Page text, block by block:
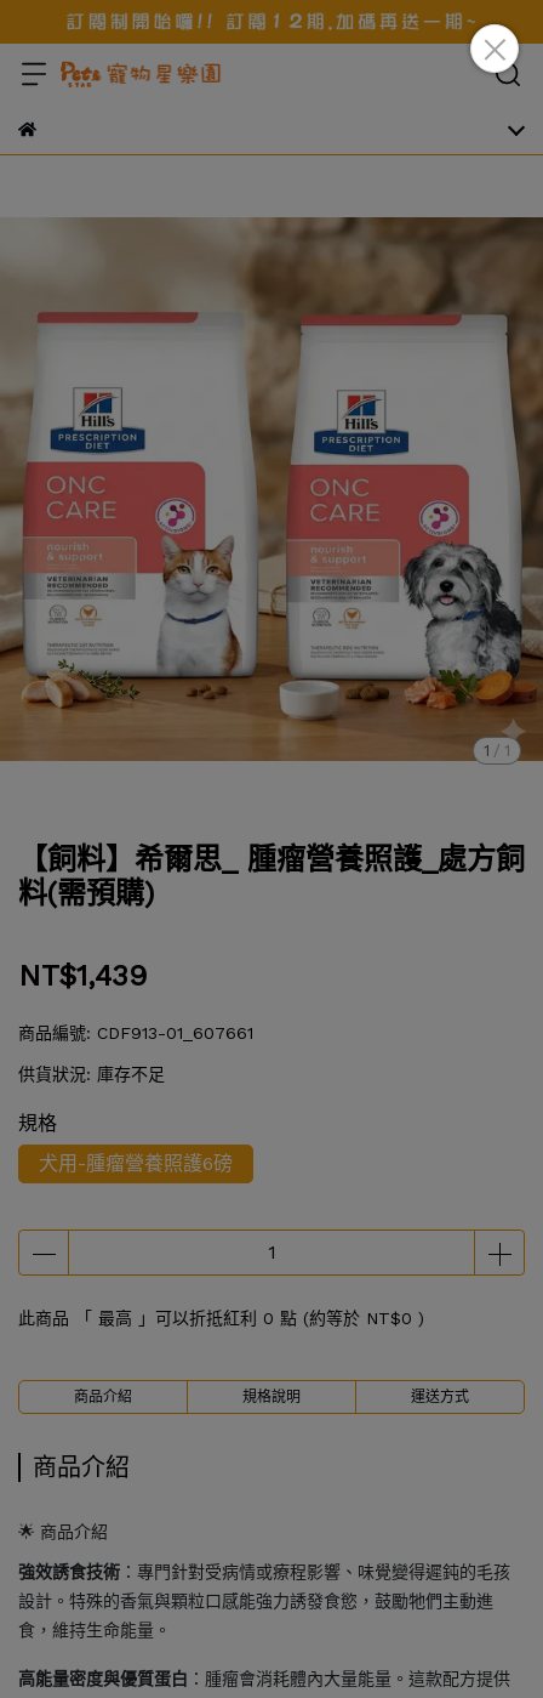
1 / 1
【飼料】希爾思_ 腫瘤營養照護_處方飼
料(需預購)
NT$1,439
商品編號: CDF913-01_607661
供貨狀況: 庫存不足
規格
犬用-腫瘤營養照護6磅
此商品 「 最高 」可以折抵紅利 0 點 (約等於 NT$0 )
商品介紹 規格說明 運送方式
商品介紹
🌟 商品介紹
強效誘食技術 ：專門針對受病情或療程影響、味覺變得遲鈍的毛孩
設計。特殊的香氣與顆粒口感能強力誘發食慾，鼓勵牠們主動進
食，維持生命能量。
高能量密度與優質蛋白 ：腫瘤會消耗體內大量能量。這款配方提供